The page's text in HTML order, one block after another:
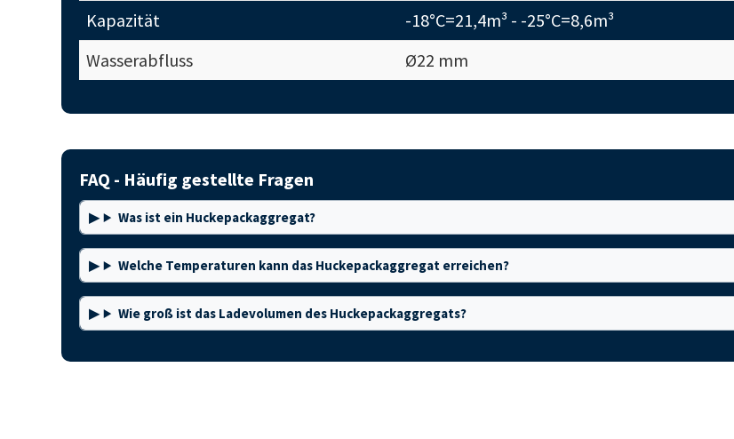
Kapazität
-18°C=21,4m³ - -25°C=8,6m³
Wasserabfluss
Ø22 mm
FAQ - Häufig gestellte Fragen
Was ist ein Huckepackaggregat?
Welche Temperaturen kann das Huckepackaggregat erreichen?
Wie groß ist das Ladevolumen des Huckepackaggregats?